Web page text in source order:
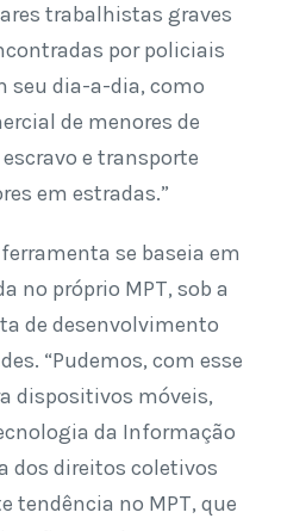
trabalhistas graves
por policiais
seu dia-a-dia, como
de menores de
e transporte
em estradas.”
se baseia em
no próprio MPT, sob a
de desenvolvimento
“Pudemos, com esse
dispositivos móveis,
da Informação
dos direitos coletivos
tendência no MPT, que